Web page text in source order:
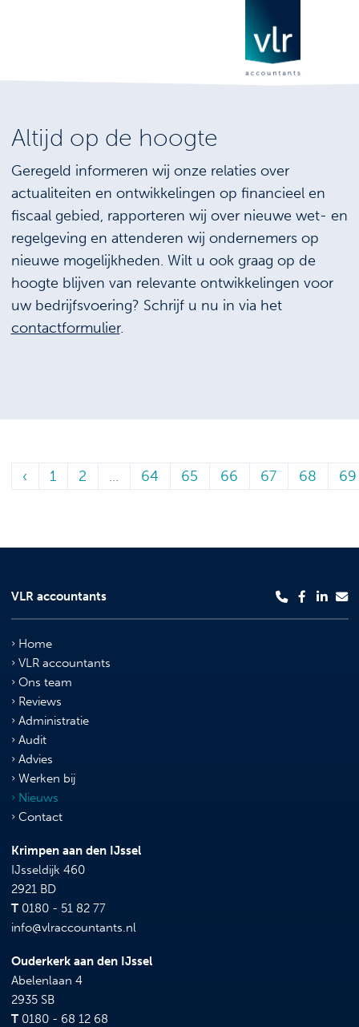
Altijd op de hoogte
Geregeld informeren wij onze relaties over
actualiteiten en ontwikkelingen op financieel en
fiscaal gebied, rapporteren wij over nieuwe wet- en
regelgeving en attenderen wij ondernemers op
nieuwe mogelijkheden. Wilt u ook graag op de
hoogte blijven van relevante ontwikkelingen voor
uw bedrijfsvoering? Schrijf u nu in via het
contactformulier.
‹ 1 2 ... 64 65 66 67 68 69
VLR accountants
Home
VLR accountants
Ons team
Reviews
Administratie
Audit
Advies
Werken bij
Nieuws
Contact
Krimpen aan den IJssel
IJsseldijk 460
2921 BD
T0180 - 51 82 77
info@vlraccountants.nl
Ouderkerk aan den IJssel
Abelenlaan 4
2935 SB
T0180 - 68 12 68